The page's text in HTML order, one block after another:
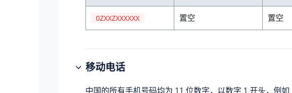
0ZXXZXXXXXX 置空 置空
移动电话
中国的所有手机号码均为 11 位数字，以数字 1 开头，例